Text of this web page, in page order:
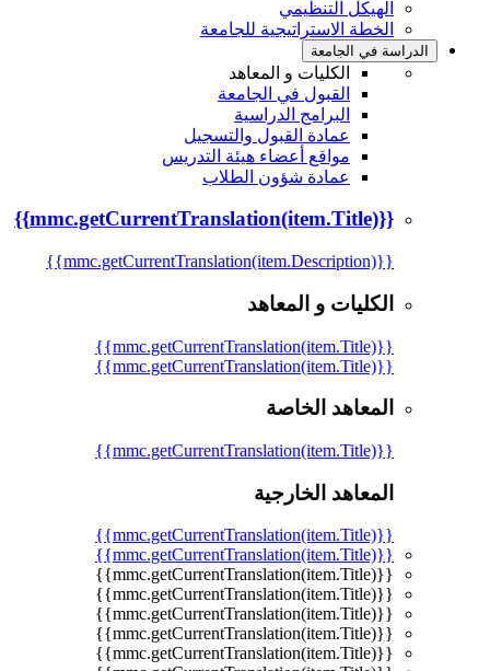
الهيكل التنظيمي
الخطة الاستراتيجية للجامعة
الدراسة في الجامعة
الكليات و المعاهد
القبول في الجامعة
البرامج الدراسية
عمادة القبول والتسجيل
مواقع أعضاء هيئة التدريس
عمادة شؤون الطلاب
{{mmc.getCurrentTranslation(item.Title)}}
{{mmc.getCurrentTranslation(item.Description)}}
الكليات و المعاهد
{{mmc.getCurrentTranslation(item.Title)}}
{{mmc.getCurrentTranslation(item.Title)}}
المعاهد الخاصة
{{mmc.getCurrentTranslation(item.Title)}}
المعاهد الخارجية
{{mmc.getCurrentTranslation(item.Title)}}
{{mmc.getCurrentTranslation(item.Title)}}
{{mmc.getCurrentTranslation(item.Title)}}
{{mmc.getCurrentTranslation(item.Title)}}
{{mmc.getCurrentTranslation(item.Title)}}
{{mmc.getCurrentTranslation(item.Title)}}
{{mmc.getCurrentTranslation(item.Title)}}